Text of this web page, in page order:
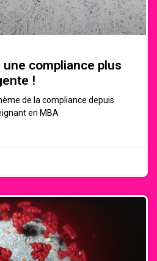
compliance plus
!
de la compliance depuis
en MBA